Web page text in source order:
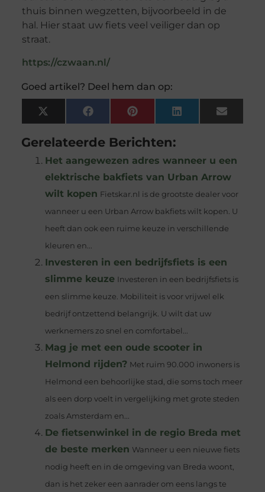
thuis binnen wegzetten, bijvoorbeeld in de
hal. Hier staat uw fiets veel veiliger dan op
straat.
https://czwaan.nl/
Goed artikel? Deel hem dan op:
X
(Twitter)
FacebookPinterestLinkedInEmail
Gerelateerde Berichten:
Het aangewezen adres wanneer u een
elektrische bakfiets van Urban Arrow
wilt kopen Fietskar.nl is de grootste dealer voor
wanneer u een Urban Arrow bakfiets wilt kopen. U
heeft dan ook een ruime keuze in verschillende
kleuren en...
Investeren in een bedrijfsfiets is een
slimme keuze Investeren in een bedrijfsfiets is
een slimme keuze. Mobiliteit is voor vrijwel elk
bedrijf ontzettend belangrijk. U wilt dat uw
werknemers zo snel en comfortabel...
Mag je met een oude scooter in
Helmond rijden? Met ruim 90.000 inwoners is
Helmond een behoorlijke stad, die soms toch meer
als een dorp voelt in vergelijking met grote steden
zoals Amsterdam en...
De fietsenwinkel in de regio Breda met
de beste merken Wanneer u een nieuwe fiets
nodig heeft en in de omgeving van Breda woont,
dan is het zeker een aanrader om eens langs te